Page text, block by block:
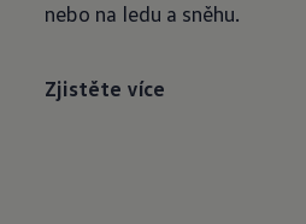
nebo na ledu a sněhu.
Zjistěte více